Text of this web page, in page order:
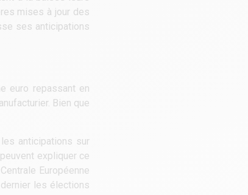
mises à jour des
ses anticipations
euro repassant en
Bien que
anticipations sur
expliquer ce
Européenne
les élections